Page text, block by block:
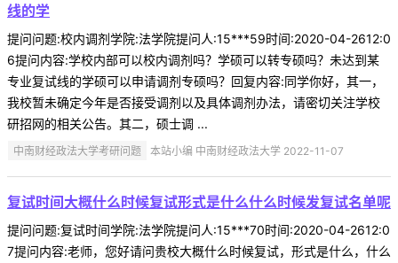
线的学
提问问题:校内调剂学院:法学院提问人:15***59时间:2020-04-2612:0
6提问内容:学校内部可以校内调剂吗？学硕可以转专硕吗？未达到某
专业复试线的学硕可以申请调剂专硕吗？回复内容:同学你好，其一，
我校暂未确定今年是否接受调剂以及具体调剂办法，请密切关注学校
研招网的相关公告。其二，硕士调 ...
中南财经政法大学考研问题 本站小编 中南财经政法大学 2022-11-07
复试时间大概什么时候复试形式是什么什么时候发复试名单呢
提问问题:复试时间学院:法学院提问人:15***70时间:2020-04-2612:0
7提问内容:老师，您好请问贵校大概什么时候复试，形式是什么，什么